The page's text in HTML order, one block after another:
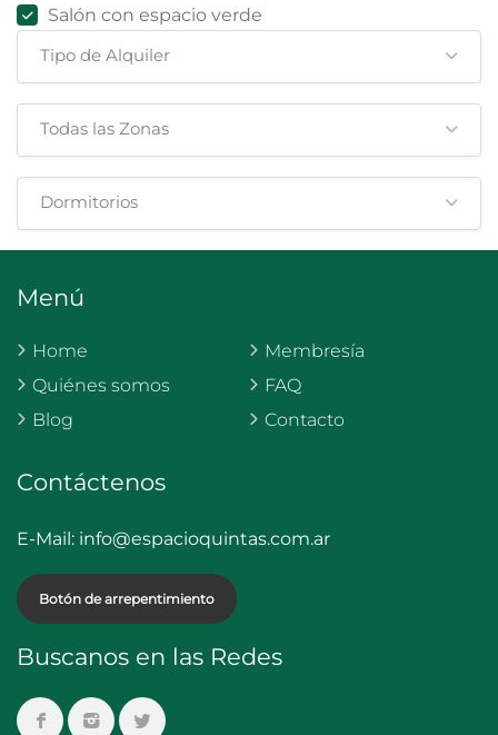
Salón con espacio verde
Tipo de Alquiler
Todas las Zonas
Dormitorios
Menú
Home
Quiénes somos
Blog
Membresía
FAQ
Contacto
Contáctenos
E-Mail: info@espacioquintas.com.ar
Botón de arrepentimiento
Buscanos en las Redes